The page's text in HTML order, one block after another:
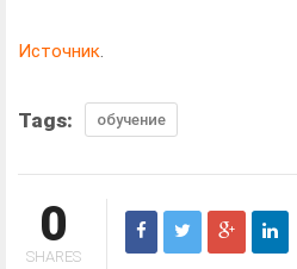
Источник
Tags: обучение
0
SHARES